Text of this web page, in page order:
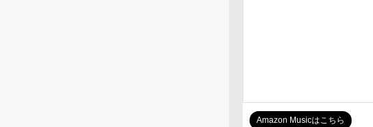
Amazon Musicはこちら